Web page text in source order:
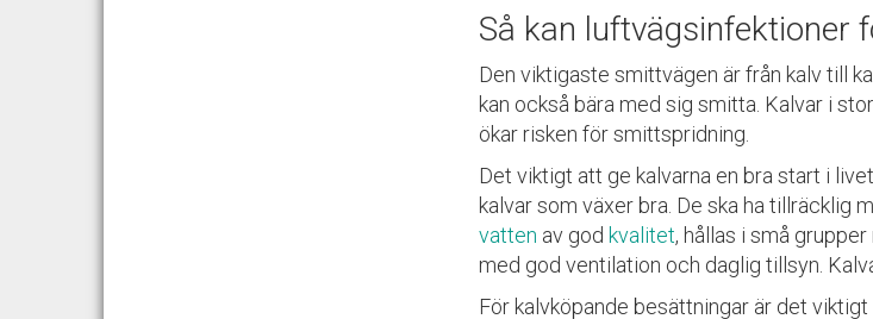
Så kan luftvägsinfektioner
Den viktigaste smittvägen är från kalv till
kan också bära med sig smitta. Kalvar i
ökar risken för smittspridning.
Det viktigt att ge kalvarna en bra start i
kalvar som växer bra. De ska ha tillräcklig
vatten av god kvalitet, hållas i små
med god ventilation och daglig tillsyn.
För kalvköpande besättningar är det